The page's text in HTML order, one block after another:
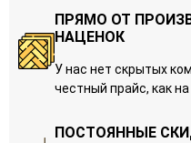
ПРЯМО ОТ
НАЦЕНОК
У нас нет скрытых
честный прайс, как
ПОСТОЯННЫЕ